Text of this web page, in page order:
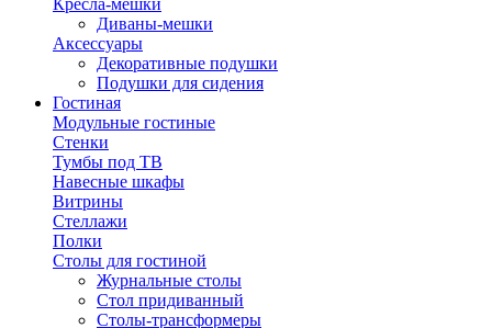
Кресла-мешки
Диваны-мешки
Аксессуары
Декоративные подушки
Подушки для сидения
Гостиная
Модульные гостиные
Стенки
Тумбы под ТВ
Навесные шкафы
Витрины
Стеллажи
Полки
Столы для гостиной
Журнальные столы
Стол придиванный
Столы-трансформеры